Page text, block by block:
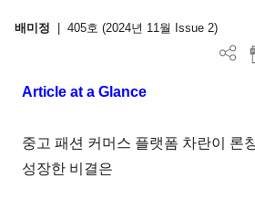
배미정 405호 (2024년 11월 Issue 2)
Article at a Glance
중고 패션 커머스 플랫폼 차란이 론
성장한 비결은